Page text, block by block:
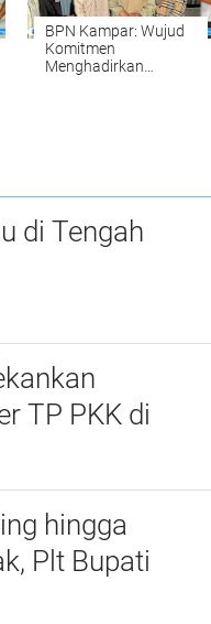
BPN Kampar: Wujud
Komitmen
Menghadirkan
di Tengah
TP PKK di
hingga
Plt Bupati
Tulungagung